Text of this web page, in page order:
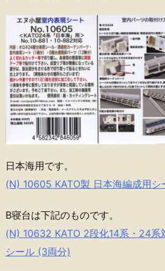
日本海用です。
(N) 10605 KATO製 日本海編成用シ
B寝台は下記のものです。
(N) 10632 KATO 2段化14系・24系
シール (3両分)